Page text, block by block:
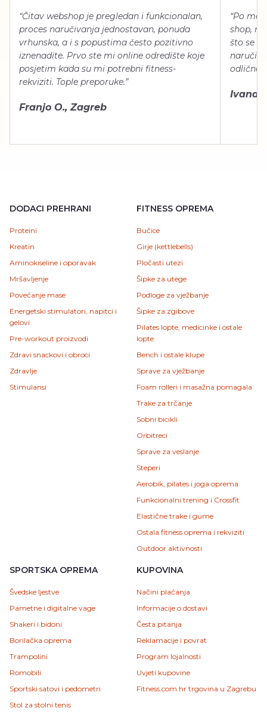
“Čitav webshop je pregledan i funkcionalan,
proces naručivanja jednostavan, ponuda
vrhunska, a i s popustima često pozitivno
iznenadite. Prvo ste mi online odredište koje
posjetim kada su mi potrebni fitness-
rekviziti. Tople preporuke.”
Franjo O., Zagreb
“Po
shop,
što se
naručiti,
odlično
Ivana
DODACI PREHRANI
Proteini
Kreatin
Aminokiseline i oporavak
Mršavljenje
Povećanje mase
Energetski stimulatori, napitci i
gelovi
Pre-workout proizvodi
Zdravi snackovi i obroci
Zdravlje
Stimulansi
FITNESS OPREMA
Bučice
Girje (kettlebells)
Pločasti utezi
Šipke za utege
Podloge za vježbanje
Šipke za zgibove
Pilates lopte, medicinke i ostale
lopte
Bench i ostale klupe
Sprave za vježbanje
Foam rolleri i masažna pomagala
Trake za trčanje
Sobni bicikli
Orbitreci
Sprave za veslanje
Steperi
Aerobik, pilates i joga oprema
Funkcionalni trening i Crossfit
Elastične trake i gume
Ostala fitness oprema i rekviziti
Outdoor aktivnosti
SPORTSKA OPREMA
Švedske ljestve
Pametne i digitalne vage
Shakeri i bidoni
Borilačka oprema
Trampolini
Romobili
Sportski satovi i pedometri
Stol za stolni tenis
KUPOVINA
Načini plaćanja
Informacije o dostavi
Česta pitanja
Reklamacije i povrat
Program lojalnosti
Uvjeti kupovine
Fitness.com.hr trgovina u Zagrebu